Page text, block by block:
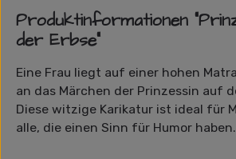
Produktinformationen
der Erbse"
Eine Frau liegt auf einer hohen
an das Märchen der Prinzessin auf
Diese witzige Karikatur ist ideal für
alle, die einen Sinn für Humor haben.